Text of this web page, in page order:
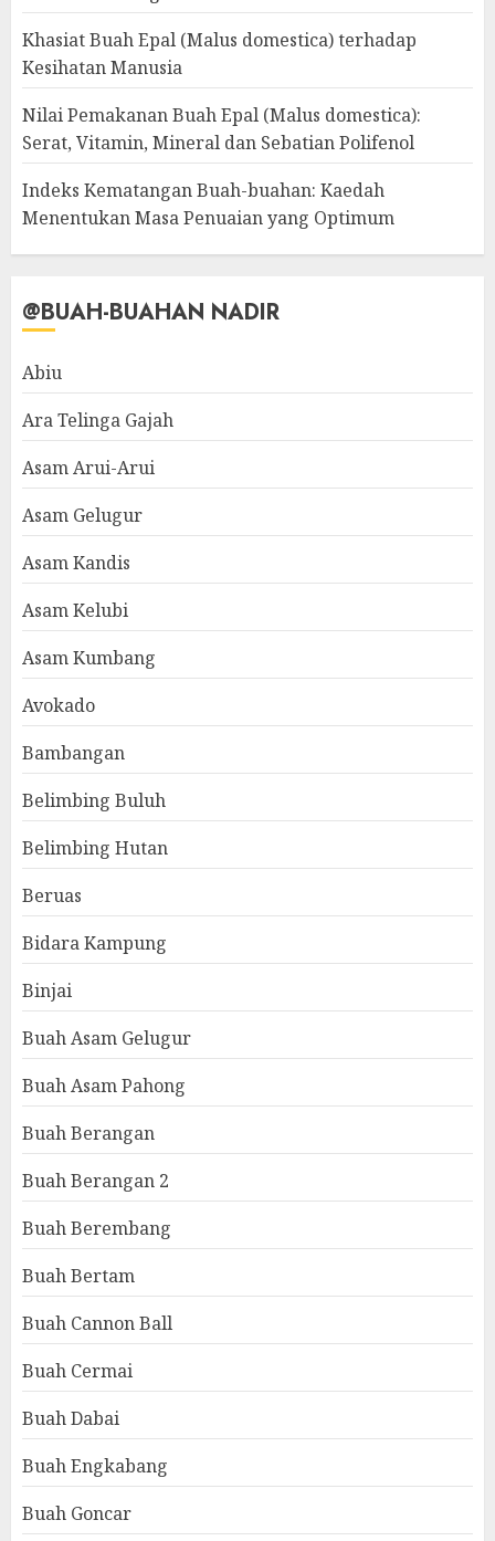
Khasiat Buah Epal (Malus domestica) terhadap
Kesihatan Manusia
Nilai Pemakanan Buah Epal (Malus domestica):
Serat, Vitamin, Mineral dan Sebatian Polifenol
Indeks Kematangan Buah-buahan: Kaedah
Menentukan Masa Penuaian yang Optimum
@BUAH-BUAHAN NADIR
Abiu
Ara Telinga Gajah
Asam Arui-Arui
Asam Gelugur
Asam Kandis
Asam Kelubi
Asam Kumbang
Avokado
Bambangan
Belimbing Buluh
Belimbing Hutan
Beruas
Bidara Kampung
Binjai
Buah Asam Gelugur
Buah Asam Pahong
Buah Berangan
Buah Berangan 2
Buah Berembang
Buah Bertam
Buah Cannon Ball
Buah Cermai
Buah Dabai
Buah Engkabang
Buah Goncar